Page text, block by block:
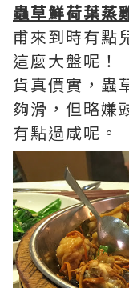
蟲草鮮荷葉
甫來到時有點
這麼大盤呢！
貨真價實，蟲
夠滑，但略嫌
有點過咸呢。